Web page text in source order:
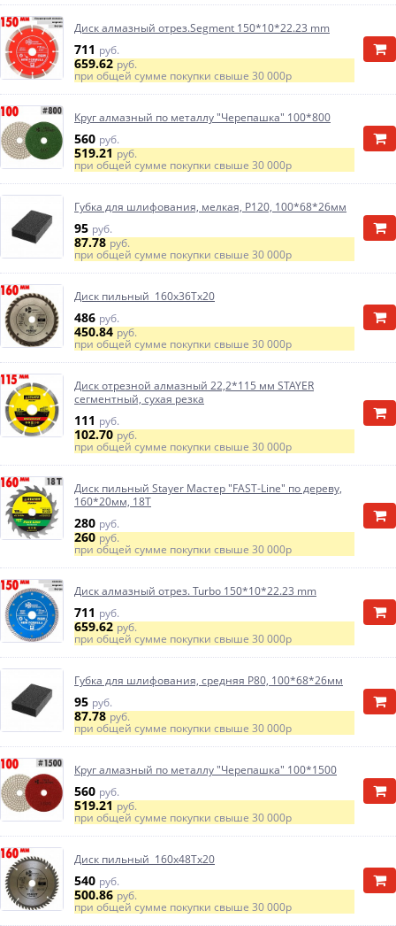
Диск алмазный отрез.Segment 150*10*22.23 mm
711 руб.
659.62руб.
при общей сумме покупки свыше 30 000р
Круг алмазный по металлу "Черепашка" 100*800
560 руб.
519.21руб.
при общей сумме покупки свыше 30 000р
Губка для шлифования, мелкая, Р120, 100*68*26мм
95 руб.
87.78руб.
при общей сумме покупки свыше 30 000р
Диск пильный 160х36Тх20
486 руб.
450.84руб.
при общей сумме покупки свыше 30 000р
Диск отрезной алмазный 22,2*115 мм STAYER
сегментный, сухая резка
111 руб.
102.70руб.
при общей сумме покупки свыше 30 000р
Диск пильный Stayer Мастер "FAST-Line" по дереву,
160*20мм, 18Т
280 руб.
260руб.
при общей сумме покупки свыше 30 000р
Диск алмазный отрез. Turbo 150*10*22.23 mm
711 руб.
659.62руб.
при общей сумме покупки свыше 30 000р
Губка для шлифования, средняя Р80, 100*68*26мм
95 руб.
87.78руб.
при общей сумме покупки свыше 30 000р
Круг алмазный по металлу "Черепашка" 100*1500
560 руб.
519.21руб.
при общей сумме покупки свыше 30 000р
Диск пильный 160х48Тх20
540 руб.
500.86руб.
при общей сумме покупки свыше 30 000р